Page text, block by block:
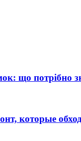
що потрібно
которые